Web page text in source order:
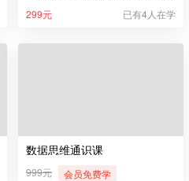
299元 已有4人在学
数据思维通识课
999元 会员免费学